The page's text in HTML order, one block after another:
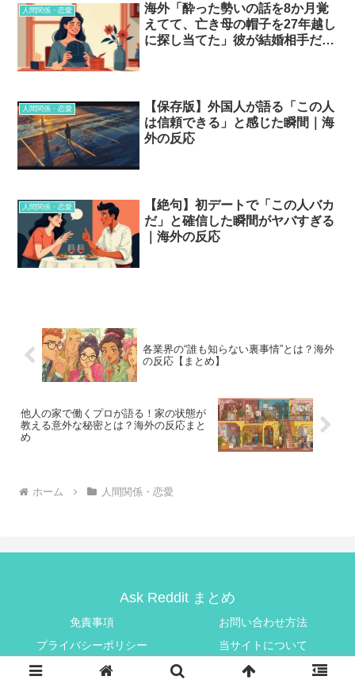
人間関係・恋愛
海外「酔った勢いの話を8か月覚
えてて、亡き母の帽子を27年越し
に探し当てた」彼が結婚相手だと
人間関係・恋愛
【保存版】外国人が語る「この人
は信頼できる」と感じた瞬間｜海
外の反応
人間関係・恋愛
【絶句】初デートで「この人バカ
だ」と確信した瞬間がヤバすぎる
｜海外の反応
各業界の“誰も知らない裏事情”とは？海外
の反応【まとめ】
他人の家で働くプロが語る！家の状態が
教える意外な秘密とは？海外の反応まと
め
ホーム 人間関係・恋愛
Ask Reddit まとめ
免責事項
お問い合わせ方法
プライバシーポリシー
当サイトについて
© 2025 Ask Reddit まとめ.